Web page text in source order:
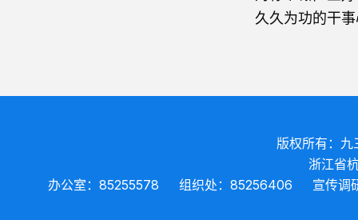
久久为功的干
版权所有：九
浙江省
办公室：85255578
组织处：85256406 宣传调